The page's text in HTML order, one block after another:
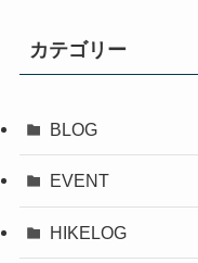
カテゴリー
BLOG
EVENT
HIKELOG